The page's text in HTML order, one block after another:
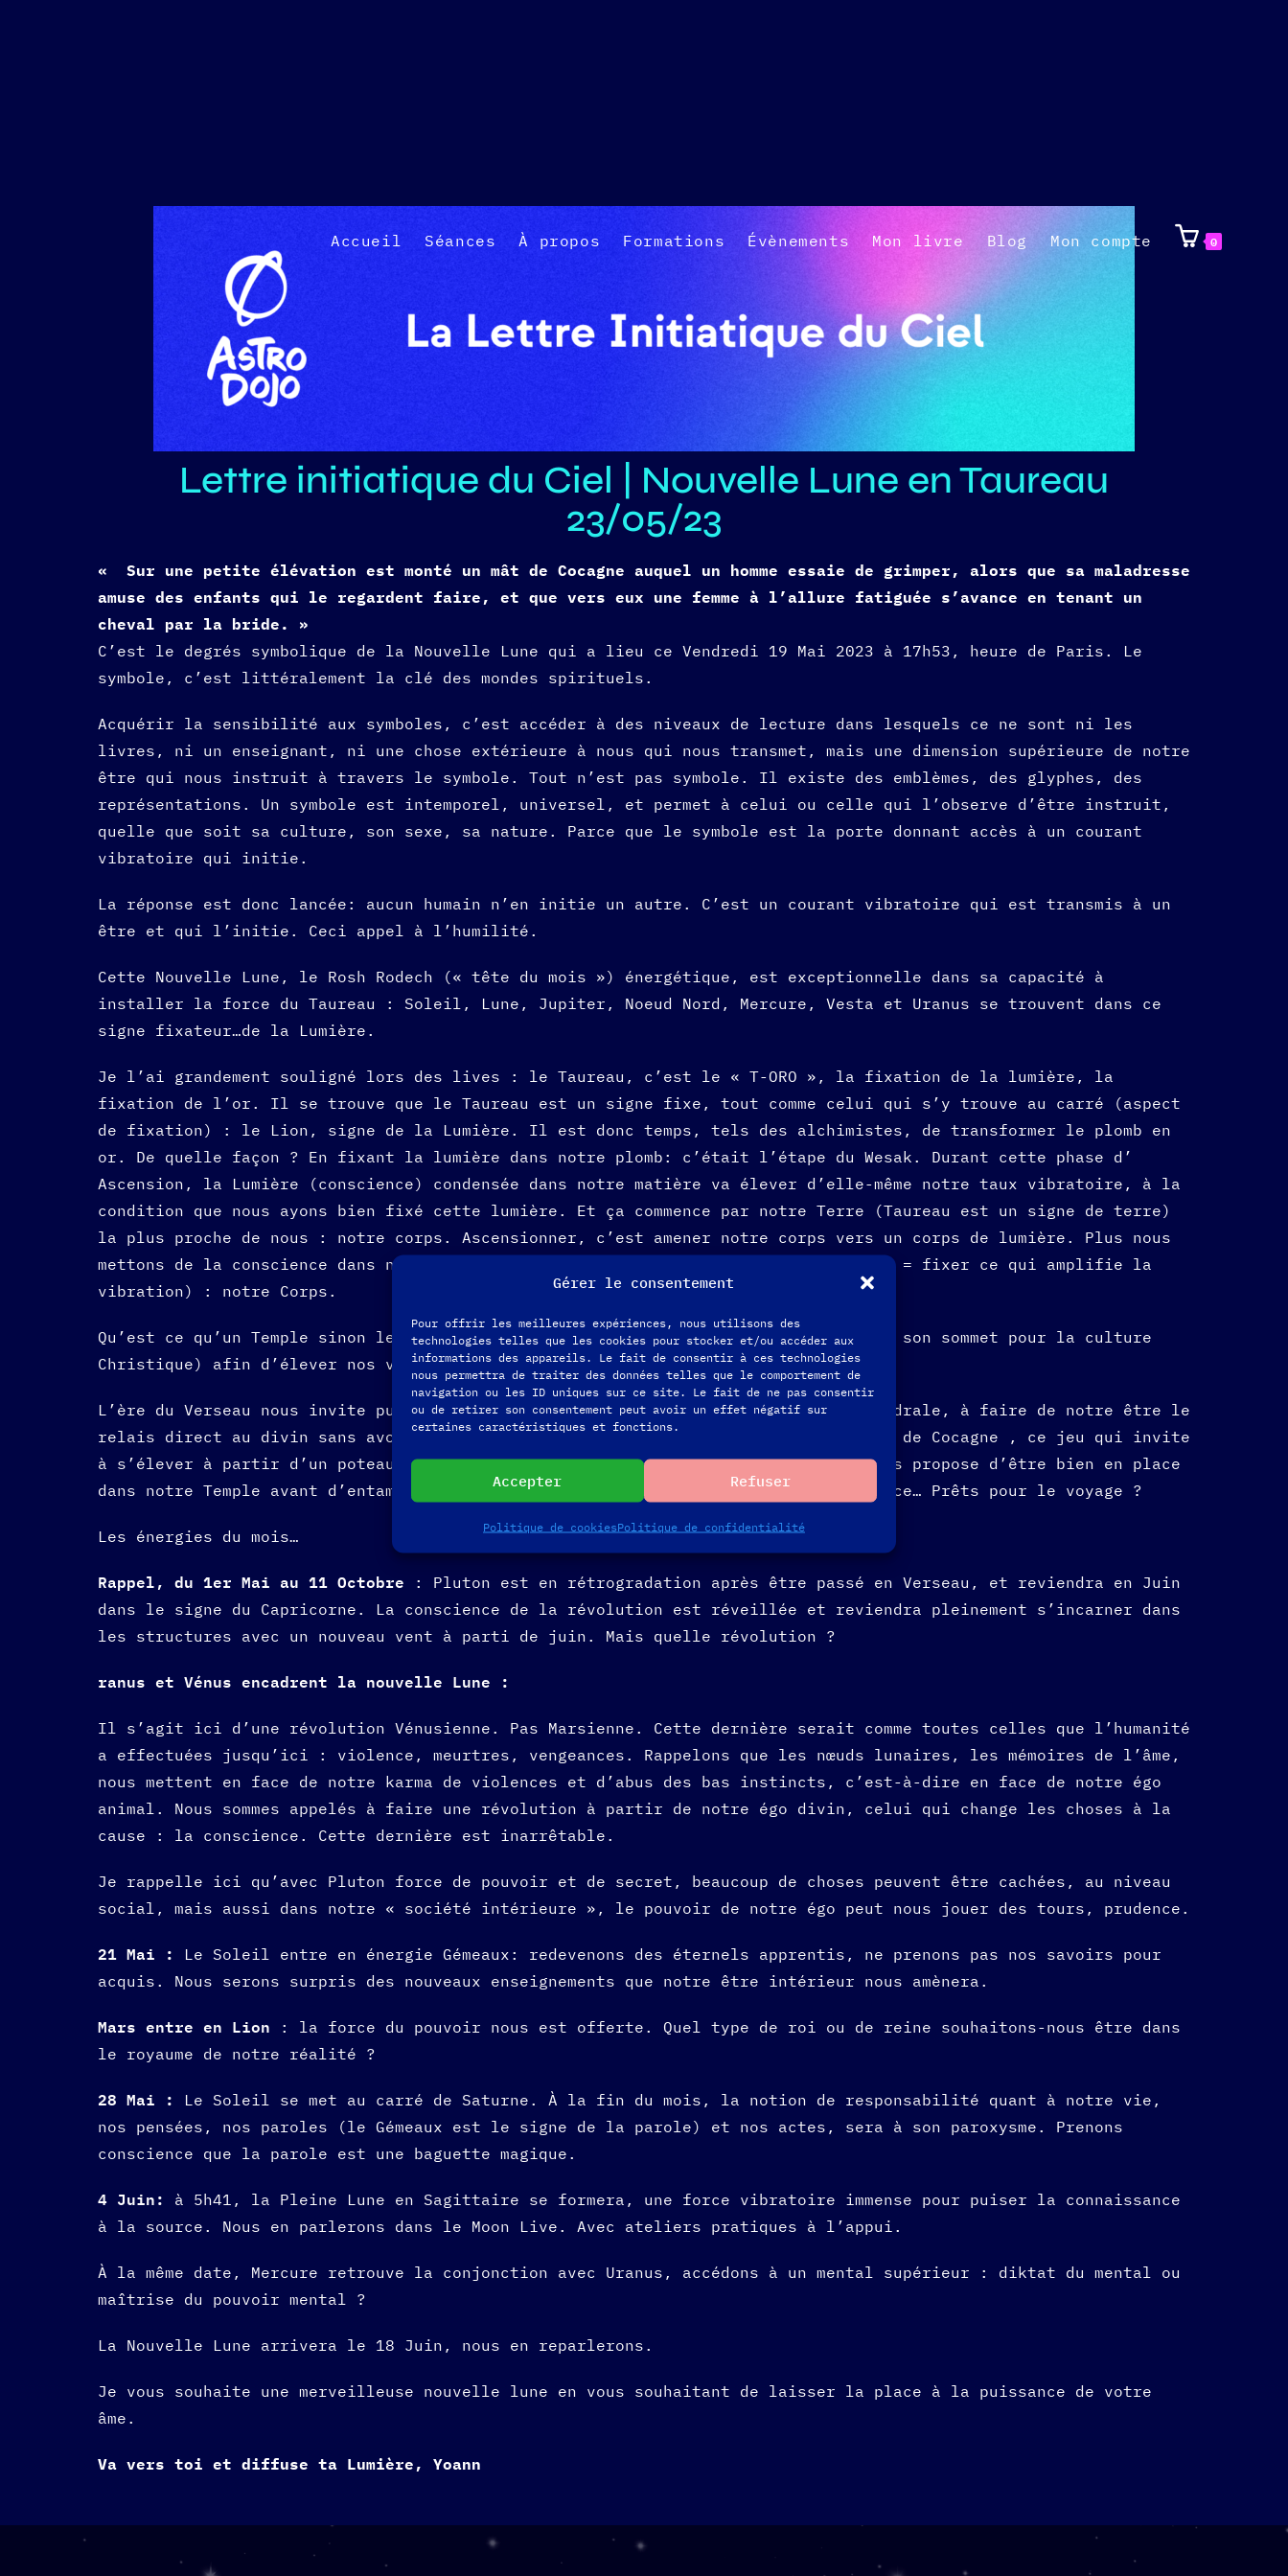
Gérer le consentement
Pour offrir les meilleures expériences, nous utilisons des
technologies telles que les cookies pour stocker et/ou accéder aux
informations des appareils. Le fait de consentir à ces technologies
nous permettra de traiter des données telles que le comportement de
navigation ou les ID uniques sur ce site. Le fait de ne pas consentir
ou de retirer son consentement peut avoir un effet négatif sur
certaines caractéristiques et fonctions.
Accepter Refuser
Politique de cookiesPolitique de confidentialité
Accueil Séances À propos Formations Évènements Mon livre Blog Mon compte 0
Lettre initiatique du Ciel | Nouvelle Lune en Taureau
23/05/23
« Sur une petite élévation est monté un mât de Cocagne auquel un homme essaie de grimper, alors que sa maladresse
amuse des enfants qui le regardent faire, et que vers eux une femme à l’allure fatiguée s’avance en tenant un
cheval par la bride. »
C’est le degrés symbolique de la Nouvelle Lune qui a lieu ce Vendredi 19 Mai 2023 à 17h53, heure de Paris. Le
symbole, c’est littéralement la clé des mondes spirituels.
Acquérir la sensibilité aux symboles, c’est accéder à des niveaux de lecture dans lesquels ce ne sont ni les
livres, ni un enseignant, ni une chose extérieure à nous qui nous transmet, mais une dimension supérieure de notre
être qui nous instruit à travers le symbole. Tout n’est pas symbole. Il existe des emblèmes, des glyphes, des
représentations. Un symbole est intemporel, universel, et permet à celui ou celle qui l’observe d’être instruit,
quelle que soit sa culture, son sexe, sa nature. Parce que le symbole est la porte donnant accès à un courant
vibratoire qui initie.
La réponse est donc lancée: aucun humain n’en initie un autre. C’est un courant vibratoire qui est transmis à un
être et qui l’initie. Ceci appel à l’humilité.
Cette Nouvelle Lune, le Rosh Rodech (« tête du mois ») énergétique, est exceptionnelle dans sa capacité à
installer la force du Taureau : Soleil, Lune, Jupiter, Noeud Nord, Mercure, Vesta et Uranus se trouvent dans ce
signe fixateur…de la Lumière.
Je l’ai grandement souligné lors des lives : le Taureau, c’est le « T-ORO », la fixation de la lumière, la
fixation de l’or. Il se trouve que le Taureau est un signe fixe, tout comme celui qui s’y trouve au carré (aspect
de fixation) : le Lion, signe de la Lumière. Il est donc temps, tels des alchimistes, de transformer le plomb en
or. De quelle façon ? En fixant la lumière dans notre plomb: c’était l’étape du Wesak. Durant cette phase d’
Ascension, la Lumière (conscience) condensée dans notre matière va élever d’elle-même notre taux vibratoire, à la
condition que nous ayons bien fixé cette lumière. Et ça commence par notre Terre (Taureau est un signe de terre)
la plus proche de nous : notre corps. Ascensionner, c’est amener notre corps vers un corps de lumière. Plus nous
mettons de la conscience dans notre Temple (tiens, encore un mot qui fixe : T-emple = fixer ce qui amplifie la
vibration) : notre Corps.
Qu’est ce qu’un Temple sinon le lieu concret, fixé dans la matière (par une croix à son sommet pour la culture
Christique) afin d’élever nos vibrations par la prière ?
L’ère du Verseau nous invite puissamment à faire de notre corps la plus belle cathédrale, à faire de notre être le
relais direct au divin sans avoir besoin d’un tiers (pape, prêtre ou autre). Le Mât de Cocagne , ce jeu qui invite
à s’élever à partir d’un poteau fixe pour aller décrocher des objets au sommet, nous propose d’être bien en place
dans notre Temple avant d’entamer le processus d’Ascension, d’expansion de conscience… Prêts pour le voyage ?
Les énergies du mois…
Rappel, du 1er Mai au 11 Octobre : Pluton est en rétrogradation après être passé en Verseau, et reviendra en Juin
dans le signe du Capricorne. La conscience de la révolution est réveillée et reviendra pleinement s’incarner dans
les structures avec un nouveau vent à parti de juin. Mais quelle révolution ?
ranus et Vénus encadrent la nouvelle Lune :
Il s’agit ici d’une révolution Vénusienne. Pas Marsienne. Cette dernière serait comme toutes celles que l’humanité
a effectuées jusqu’ici : violence, meurtres, vengeances. Rappelons que les nœuds lunaires, les mémoires de l’âme,
nous mettent en face de notre karma de violences et d’abus des bas instincts, c’est-à-dire en face de notre égo
animal. Nous sommes appelés à faire une révolution à partir de notre égo divin, celui qui change les choses à la
cause : la conscience. Cette dernière est inarrêtable.
Je rappelle ici qu’avec Pluton force de pouvoir et de secret, beaucoup de choses peuvent être cachées, au niveau
social, mais aussi dans notre « société intérieure », le pouvoir de notre égo peut nous jouer des tours, prudence.
21 Mai :
Le Soleil entre en énergie Gémeaux: redevenons des éternels apprentis, ne prenons pas nos savoirs pour
acquis. Nous serons surpris des nouveaux enseignements que notre être intérieur nous amènera.
Mars entre en Lion
: la force du pouvoir nous est offerte. Quel type de roi ou de reine souhaitons-nous être dans
le royaume de notre réalité ?
28 Mai :
Le Soleil se met au carré de Saturne. À la fin du mois, la notion de responsabilité quant à notre vie,
nos pensées, nos paroles (le Gémeaux est le signe de la parole) et nos actes, sera à son paroxysme. Prenons
conscience que la parole est une baguette magique.
4 Juin:
à 5h41, la Pleine Lune en Sagittaire se formera, une force vibratoire immense pour puiser la connaissance
à la source. Nous en parlerons dans le Moon Live. Avec ateliers pratiques à l’appui.
À la même date, Mercure retrouve la conjonction avec Uranus, accédons à un mental supérieur : diktat du mental ou
maîtrise du pouvoir mental ?
La Nouvelle Lune arrivera le 18 Juin, nous en reparlerons.
Je vous souhaite une merveilleuse nouvelle lune en vous souhaitant de laisser la place à la puissance de votre
âme.
Va vers toi et diffuse ta Lumière, Yoann